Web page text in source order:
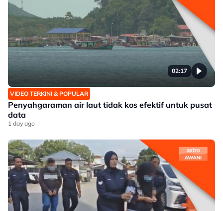
02:17
VIDEO TERKINI & POPULAR
Penyahgaraman air laut tidak kos efektif untuk pusat
data
1 day ago